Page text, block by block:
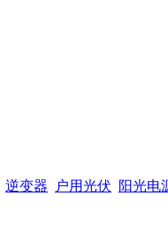
逆变器 户用光伏 阳光电